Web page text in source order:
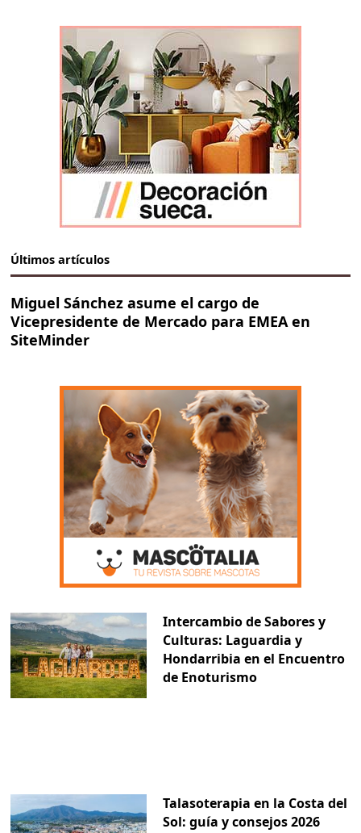
Últimos artículos
Miguel Sánchez asume el cargo de
Vicepresidente de Mercado para EMEA en
SiteMinder
Intercambio de Sabores y
Culturas: Laguardia y
Hondarribia en el Encuentro
de Enoturismo
Talasoterapia en la Costa del
Sol: guía y consejos 2026